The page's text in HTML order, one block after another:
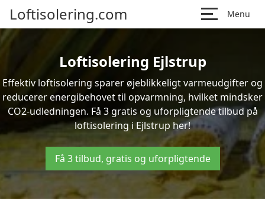
Loftisolering.com Menu
Loftisolering Ejlstrup
Effektiv loftisolering sparer øjeblikkeligt varmeudgifter og
reducerer energibehovet til opvarmning, hvilket mindsker
CO2-udledningen. Få 3 gratis og uforpligtende tilbud på
loftisolering i Ejlstrup her!
Få 3 tilbud, gratis og uforpligtende